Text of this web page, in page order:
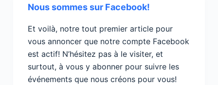
Nous sommes sur Facebook!
Et voilà, notre tout premier article pour
vous annoncer que notre compte Facebook
est actif! N’hésitez pas à le visiter, et
surtout, à vous y abonner pour suivre les
événements que nous créons pour vous!